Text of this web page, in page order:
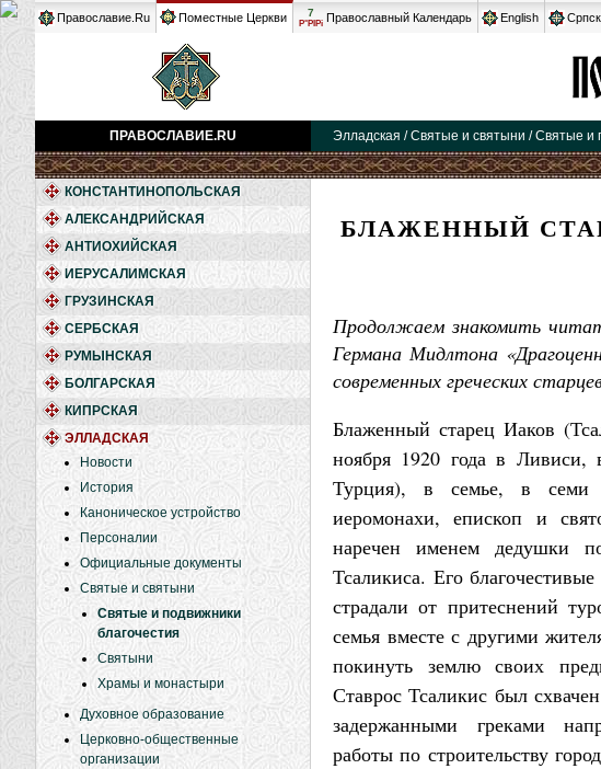
Православие.Ru Поместные Церкви 7
Р°РІРі Православный Календарь English
ПРАВОСЛАВИЕ.RU Элладская / Святые и святыни / Святые и
КОНСТАНТИНОПОЛЬСКАЯ
АЛЕКСАНДРИЙСКАЯ
АНТИОХИЙСКАЯ
ИЕРУСАЛИМСКАЯ
ГРУЗИНСКАЯ
СЕРБСКАЯ
РУМЫНСКАЯ
БОЛГАРСКАЯ
КИПРСКАЯ
ЭЛЛАДСКАЯ
Новости
История
Каноническое устройство
Персоналии
Официальные документы
Святые и святыни
Святые и подвижники
благочестия
Святыни
Храмы и монастыри
Духовное образование
Церковно-общественные
организации
БЛАЖЕННЫЙ
Продолжаем знакомить
Германа Мидлтона
современных греческих
Блаженный старец Иаков
ноября 1920 года в
Турция), в семье, в семи
иеромонахи, епископ и
наречен именем дедушки
Тсаликиса. Его
страдали от притеснений
семья вместе с другими
покинуть землю своих
Ставрос Тсаликис был
задержанными греками
работы по строительству